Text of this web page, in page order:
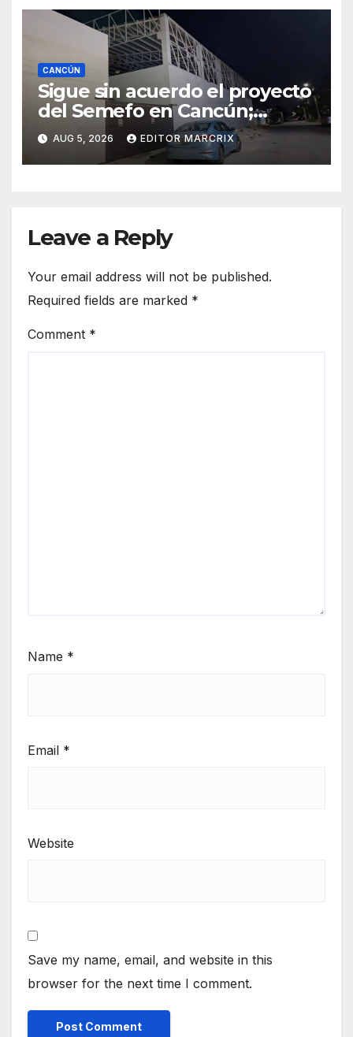
CANCÚN
Sigue sin acuerdo el proyecto
del Semefo en Cancún;
continuarán reuniones con
vecinos
AUG 5, 2026 EDITOR MARCRIX
Leave a Reply
Your email address will not be published.
Required fields are marked *
Comment *
Name *
Email *
Website
Save my name, email, and website in this
browser for the next time I comment.